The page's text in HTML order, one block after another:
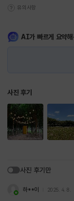
유의사항
AI가 빠르게 요약해
사진 후기
사진 후기만
하**이 2025. 4. 8.